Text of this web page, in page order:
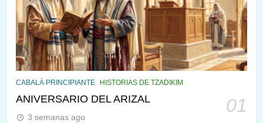
CABALÁ PRINCIPIANTE HISTORIAS DE TZADIKIM
ANIVERSARIO DEL ARIZAL 01
3 semanas ago
¿QUIÉN ES SABIO? EL QUE
VE LO QUE VA A NACER
PENSAMIENTO JUDÍO PIRKEI AVOT
145
CABALÁ Y JASIDUT: EL
CONSEJO DE LOS PADRES